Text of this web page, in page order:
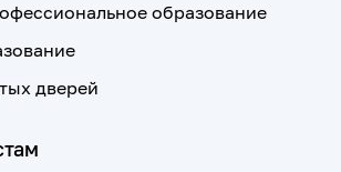
образование
дверей